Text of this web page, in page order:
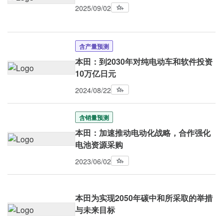
2025/09/02
含产量预测
本田：到2030年对纯电动车和软件投资
10万亿日元
2024/08/22
含销量预测
本田：加速推动电动化战略，合作强化
电池资源采购
2023/06/02
本田为实现2050年碳中和所采取的举措
与未来目标